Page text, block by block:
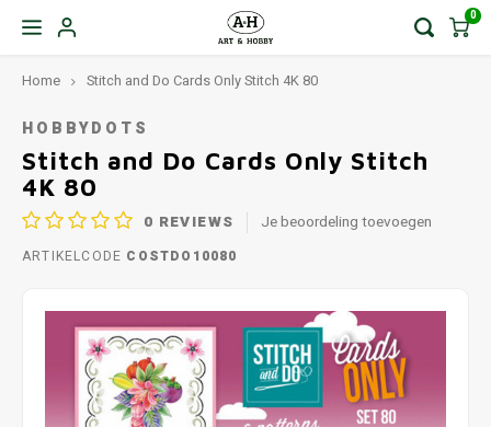
0
Home Stitch and Do Cards Only Stitch 4K 80
HOBBYDOTS
Stitch and Do Cards Only Stitch
4K 80
0 REVIEWS Je beoordeling toevoegen
ARTIKELCODE COSTDO10080